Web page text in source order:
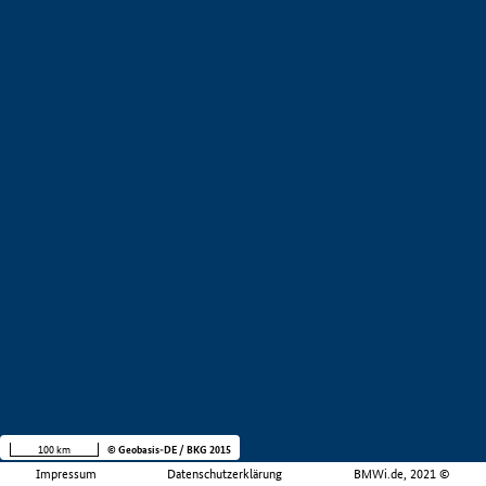
Impressum Datenschutzerklärung BMWi.de, 2021 ©
100 km © Geobasis-DE / BKG 2015